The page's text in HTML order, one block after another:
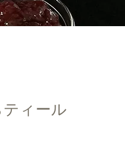
ィール